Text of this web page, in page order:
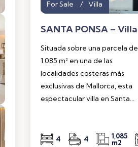
For Sale Villa
Situada sobre una parcela de
1.085 m² en una de las
localidades costeras más
exclusivas de Mallorca, esta
espectacular villa en Santa...
4 4
1,085
m2